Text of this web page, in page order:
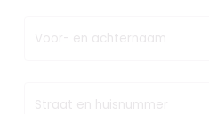
Voor- en achternaam
Straat en huisnummer